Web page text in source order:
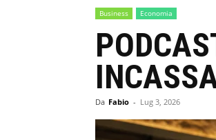
Business Economia
Da Fabio - Lug 3, 2026